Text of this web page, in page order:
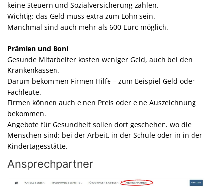
keine Steuern und Sozialversicherung zahlen.
Wichtig: das Geld muss extra zum Lohn sein.
Manchmal sind auch mehr als 600 Euro möglich.
Prämien und Boni
Gesunde Mitarbeiter kosten weniger Geld, auch bei den
Krankenkassen.
Darum bekommen Firmen Hilfe – zum Beispiel Geld oder
Fachleute.
Firmen können auch einen Preis oder eine Auszeichnung
bekommen.
Angebote für Gesundheit sollen dort geschehen, wo die
Menschen sind: bei der Arbeit, in der Schule oder in in der
Kindertagesstätte.
Ansprechpartner